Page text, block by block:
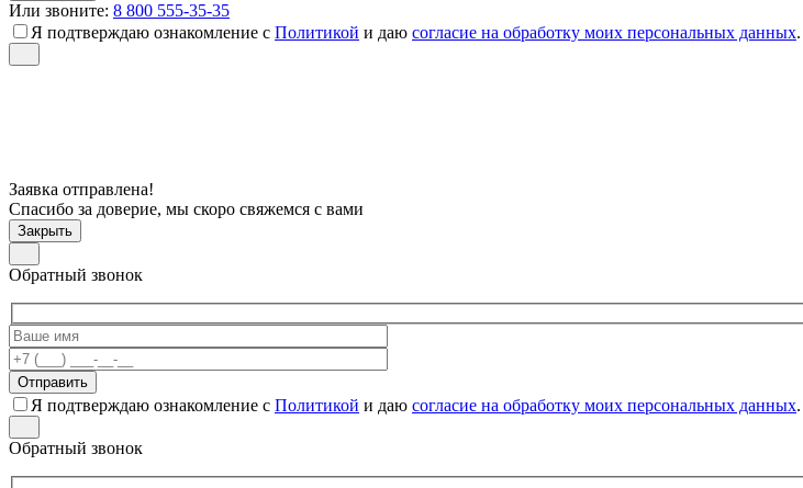
Или звоните: 8 800 555-35-35
Я подтверждаю ознакомление с Политикой и даю согласие на обработку моих персональных данных.
Заявка отправлена!
Спасибо за доверие, мы скоро свяжемся с вами
Закрыть
Обратный звонок
Я подтверждаю ознакомление с Политикой и даю согласие на обработку моих персональных данных.
Обратный звонок